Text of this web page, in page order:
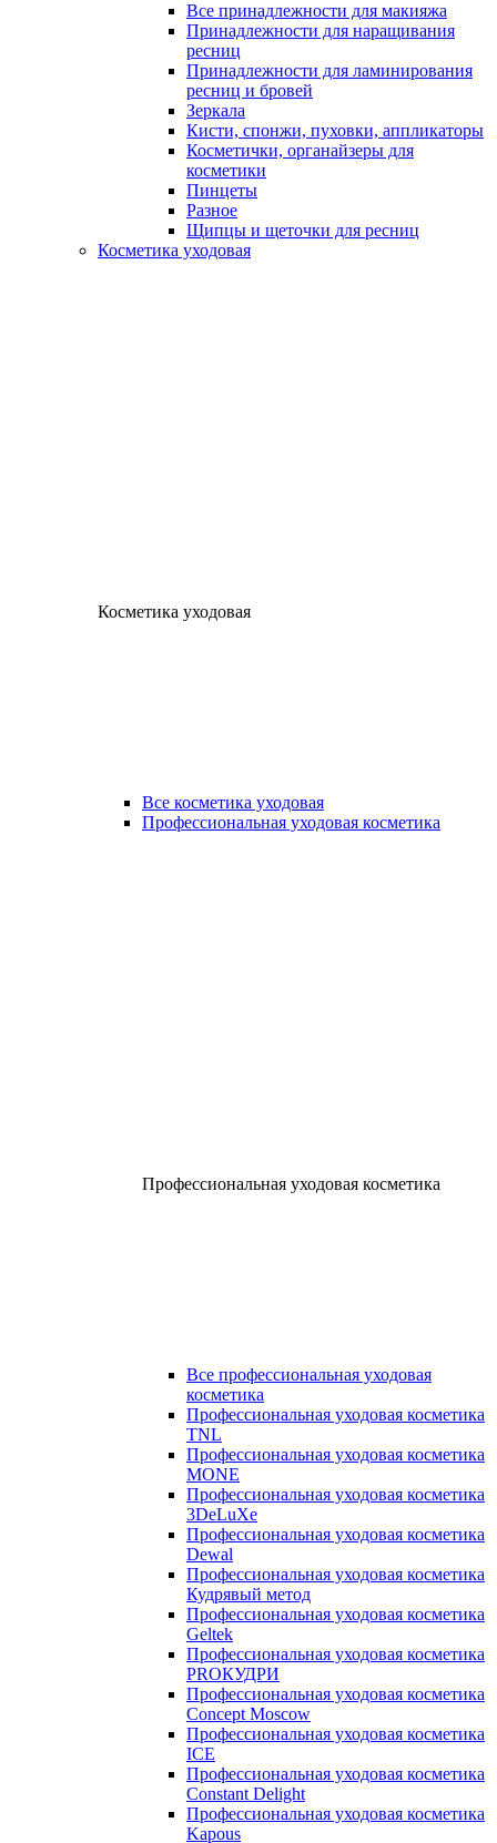
Все принадлежности для макияжа
Принадлежности для наращивания
ресниц
Принадлежности для ламинирования
ресниц и бровей
Зеркала
Кисти, спонжи, пуховки, аппликаторы
Косметички, органайзеры для
косметики
Пинцеты
Разное
Щипцы и щеточки для ресниц
Косметика уходовая
Косметика уходовая
Все косметика уходовая
Профессиональная уходовая косметика
Профессиональная уходовая косметика
Все профессиональная уходовая
косметика
Профессиональная уходовая косметика
TNL
Профессиональная уходовая косметика
MONE
Профессиональная уходовая косметика
3DeLuXe
Профессиональная уходовая косметика
Dewal
Профессиональная уходовая косметика
Кудрявый метод
Профессиональная уходовая косметика
Geltek
Профессиональная уходовая косметика
PROКУДРИ
Профессиональная уходовая косметика
Concept Moscow
Профессиональная уходовая косметика
ICE
Профессиональная уходовая косметика
Constant Delight
Профессиональная уходовая косметика
Kapous